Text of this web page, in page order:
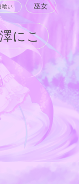
喰い 巫女
にこ